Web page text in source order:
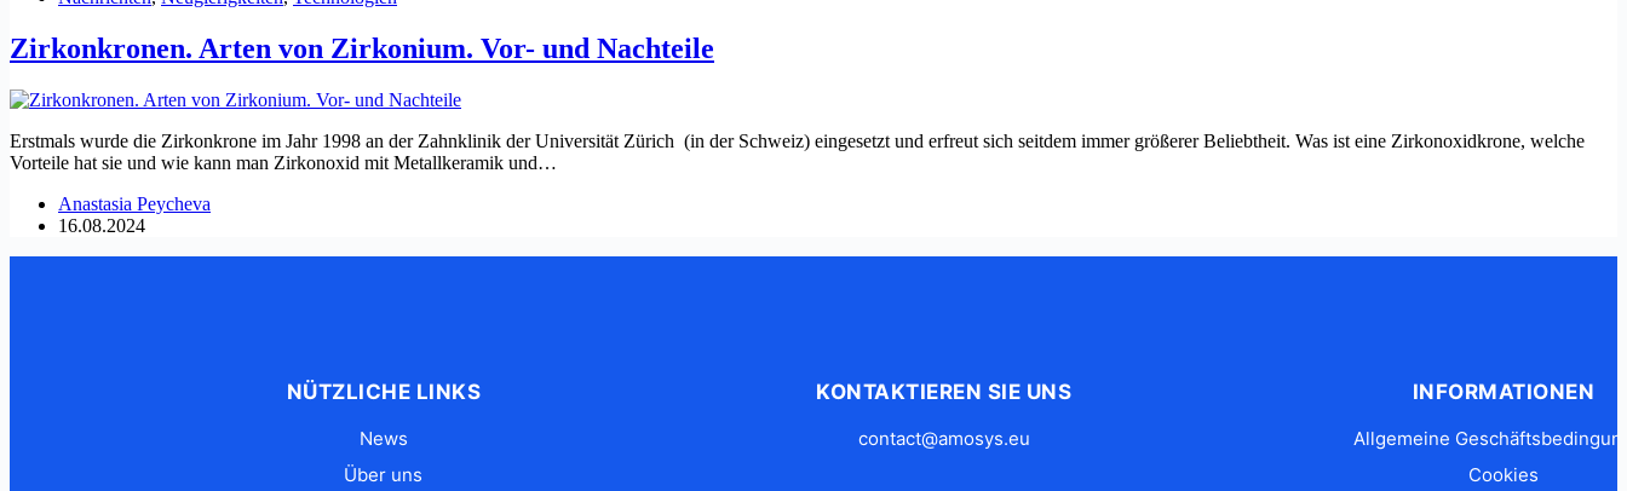
Zirkonkronen. Arten von Zirkonium. Vor- und Nachteile
Erstmals wurde die Zirkonkrone im Jahr 1998 an der Zahnklinik der Universität Zürich (in der Schweiz) eingesetzt und erfreut sich seitdem immer größerer Beliebtheit. Was ist eine Zirkonoxidkrone, welche
Vorteile hat sie und wie kann man Zirkonoxid mit Metallkeramik und…
Anastasia Peycheva
16.08.2024
NÜTZLICHE LINKS
News
Über uns
KONTAKTIEREN SIE UNS
contact@amosys.eu
INFORMATIONEN
Allgemeine
Cookies